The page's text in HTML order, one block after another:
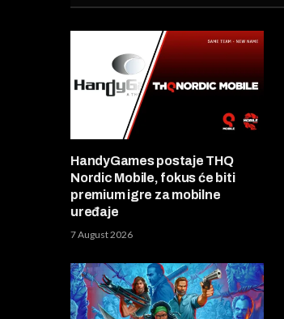
HandyGames postaje THQ
Nordic Mobile, fokus će biti
premium igre za mobilne
uređaje
7 August 2026